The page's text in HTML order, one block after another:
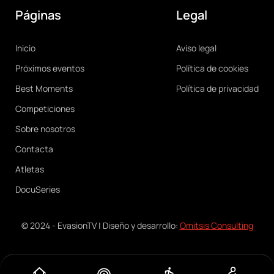
Páginas
Main
navigation
Inicio
Próximos eventos
Best Moments
Competiciones
Sobre nosotros
Contacta
Atletas
DocuSeries
Legal
Legal
Aviso legal
Política de cookies
Política de privacidad
© 2024 - EvasionTV | Diseño y desarrollo: Omitsis Consulting